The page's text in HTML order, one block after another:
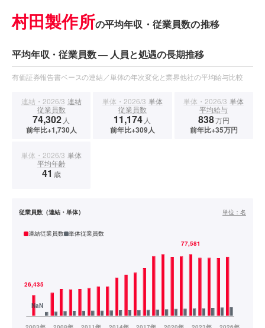
村田製作所の平均年収・従業員数の推移
平均年収・従業員数 — 人員と処遇の長期推移
有価証券報告書ベースの連結／単体の年次変化と業界他社の平均給与比較
連結・2026/3 連結
従業員数
74,302 人
前年比+1,730人
単体・2026/3 単体
従業員数
11,174 人
前年比+309人
単体・2026/3 単体
平均給与
838万円
前年比+35万円
単体・2026/3 単体
平均年齢
41 歳
従業員数（連結・単体） 単位： 名
連結従業員数 単体従業員数